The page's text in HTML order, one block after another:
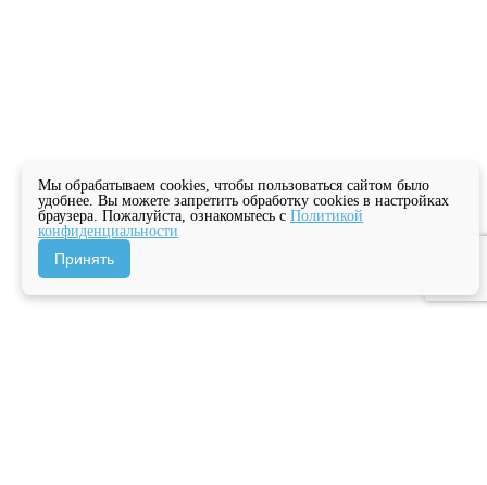
Мы обрабатываем cookies, чтобы пользоваться сайтом было
удобнее. Вы можете запретить обработку cookies в настройках
браузера. Пожалуйста, ознакомьтесь с Политикой
конфиденциальности
Принять